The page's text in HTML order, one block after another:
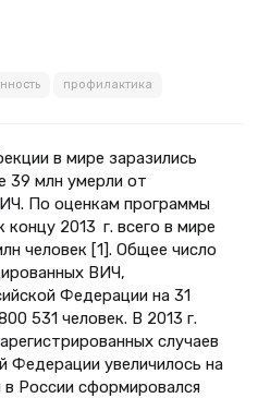
профилактика
в мире заразились
39 млн умерли от
По оценкам программы
2013 г. всего в мире
человек [1]. Общее число
ВИЧ,
Федерации на 31
531 человек. В 2013 г.
случаев
Федерации увеличилось на
в России сформировался